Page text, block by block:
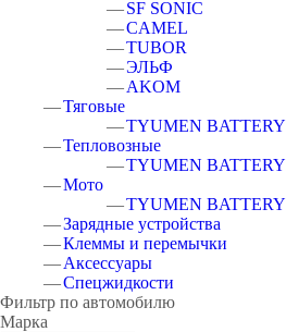
SF SONIC
CAMEL
TUBOR
ЭЛЬФ
AKOM
Тяговые
TYUMEN BATTERY
Тепловозные
TYUMEN BATTERY
Мото
TYUMEN BATTERY
Зарядные устройства
Клеммы и перемычки
Аксессуары
Спецжидкости
Фильтр по автомобилю
Марка